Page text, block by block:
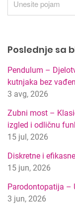
Poslednje sa
Pendulum –
kutnjaka bez
3 avg, 2026
Zubni most –
izgled i odličnu
15 jul, 2026
Diskretne i
15 jun, 2026
Parodontopatija –
3 jun, 2026